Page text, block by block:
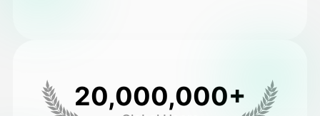
20,000,000+